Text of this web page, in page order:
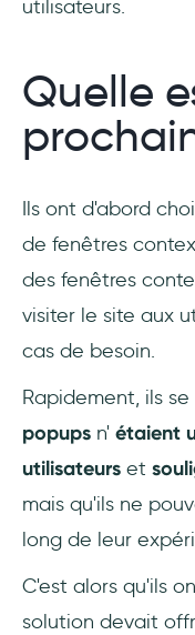
utilisateurs.
Quelle
Ils ont d'abord
de fenêtres
des fenêtres
visiter le site aux
cas de besoin.
Rapidement, ils
popups n' étaient
utilisateurs et
mais qu'ils ne
long de leur
C'est alors qu'ils
solution devait